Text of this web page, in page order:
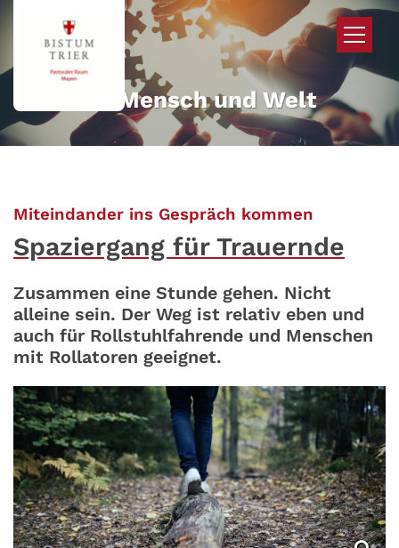
Zum Inhalt springen
Mehr für Mensch und Welt
Miteindander ins Gespräch kommen
Spaziergang für Trauernde
Zusammen eine Stunde gehen. Nicht
alleine sein. Der Weg ist relativ eben und
auch für Rollstuhlfahrende und Menschen
mit Rollatoren geeignet.